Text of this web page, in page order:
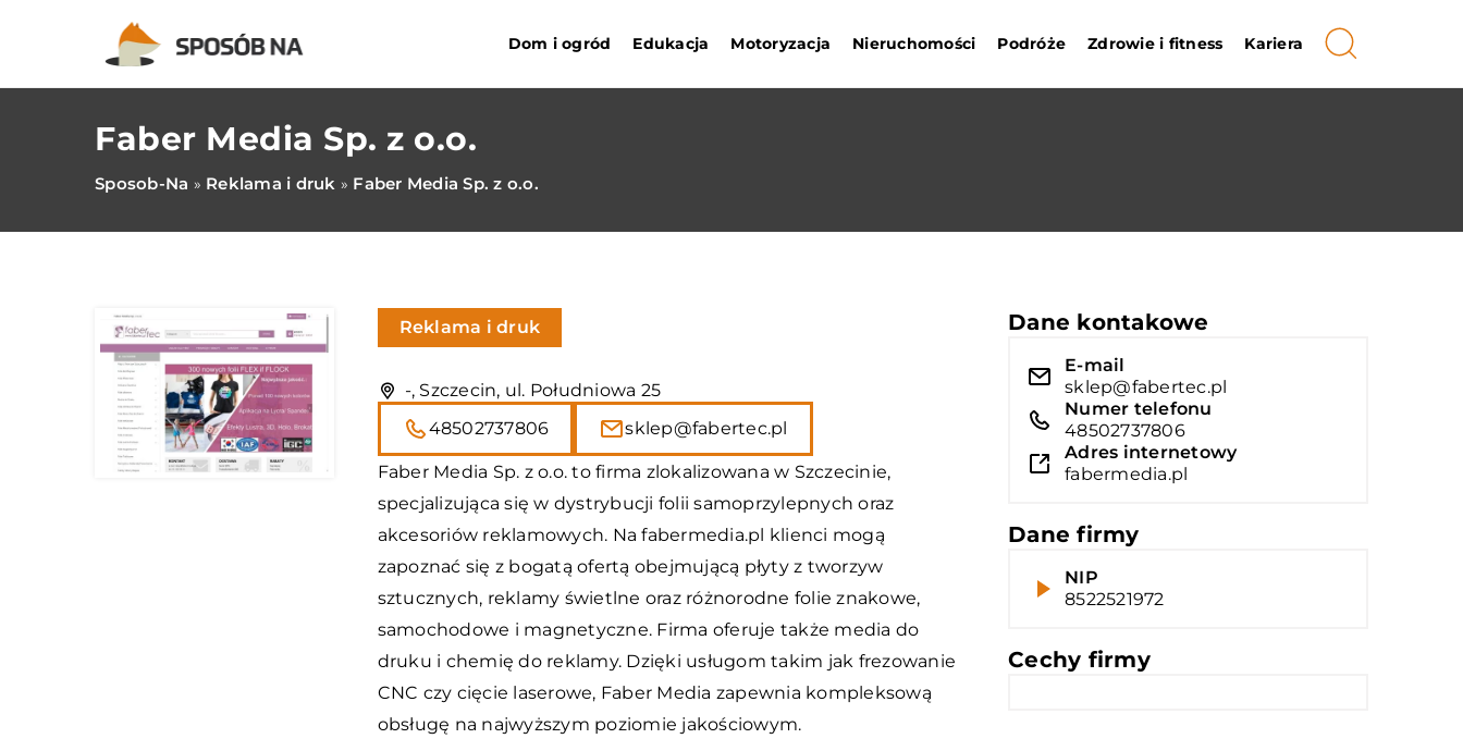
Dom i ogród Edukacja Motoryzacja Nieruchomości Podróże Zdrowie i fitness Kariera
Faber Media Sp. z o.o.
Sposob-Na » Reklama i druk » Faber Media Sp. z o.o.
Reklama i druk
-, Szczecin, ul. Południowa 25
48502737806
sklep@fabertec.pl
Faber Media Sp. z o.o. to firma zlokalizowana w Szczecinie,
specjalizująca się w dystrybucji folii samoprzylepnych oraz
akcesoriów reklamowych. Na fabermedia.pl klienci mogą
zapoznać się z bogatą ofertą obejmującą płyty z tworzyw
sztucznych, reklamy świetlne oraz różnorodne folie znakowe,
samochodowe i magnetyczne. Firma oferuje także media do
druku i chemię do reklamy. Dzięki usługom takim jak frezowanie
CNC czy cięcie laserowe, Faber Media zapewnia kompleksową
obsługę na najwyższym poziomie jakościowym.
Dane kontakowe
E-mail
sklep@fabertec.pl
Numer telefonu
48502737806
Adres internetowy
fabermedia.pl
Dane firmy
NIP
8522521972
Cechy firmy